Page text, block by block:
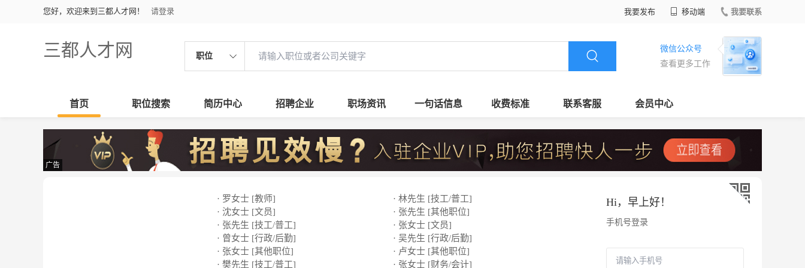
您好，欢迎来到三都人才网！ 请登录 我要发布 移动端 我要联系
三都人才网 职位
微信公众号
查看更多工作
首页 职位搜索 简历中心 招聘企业 职场资讯 一句话信息 收费标准 联系客服 会员中心
广告
· 罗女士 [教师]
· 林先生 [技工/普工]
· 沈女士 [文员]
· 张先生 [其他职位]
· 张先生 [技工/普工]
· 张女士 [文员]
· 曾女士 [行政/后勤]
· 吴先生 [行政/后勤]
· 张女士 [其他职位]
· 卢女士 [其他职位]
· 樊先生 [技工/普工]
· 张女士 [财务/会计]
Hi， 早上好！
手机号登录